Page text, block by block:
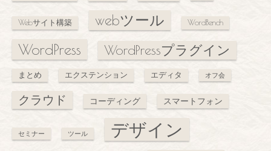
Webサイト構築 webツール WordBench
WordPress WordPressプラグイン
まとめ エクステンション エディタ オフ会
クラウド コーディング スマートフォン
セミナー ツール デザイン